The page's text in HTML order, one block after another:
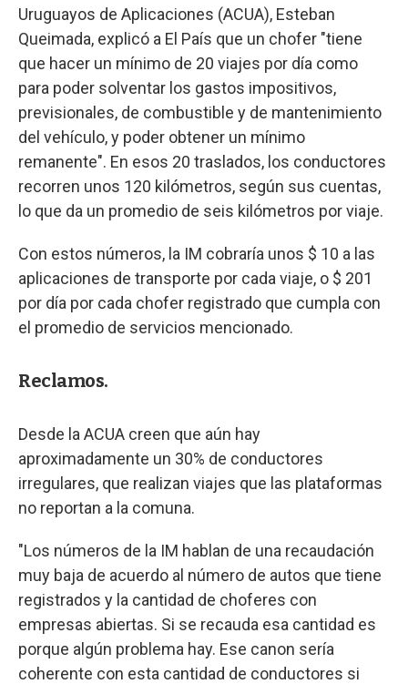
Uruguayos de Aplicaciones (ACUA), Esteban
Queimada, explicó a El País que un chofer "tiene
que hacer un mínimo de 20 viajes por día como
para poder solventar los gastos impositivos,
previsionales, de combustible y de mantenimiento
del vehículo, y poder obtener un mínimo
remanente". En esos 20 traslados, los conductores
recorren unos 120 kilómetros, según sus cuentas,
lo que da un promedio de seis kilómetros por viaje.
Con estos números, la IM cobraría unos $ 10 a las
aplicaciones de transporte por cada viaje, o $ 201
por día por cada chofer registrado que cumpla con
el promedio de servicios mencionado.
Reclamos.
Desde la ACUA creen que aún hay
aproximadamente un 30% de conductores
irregulares, que realizan viajes que las plataformas
no reportan a la comuna.
"Los números de la IM hablan de una recaudación
muy baja de acuerdo al número de autos que tiene
registrados y la cantidad de choferes con
empresas abiertas. Si se recauda esa cantidad es
porque algún problema hay. Ese canon sería
coherente con esta cantidad de conductores si